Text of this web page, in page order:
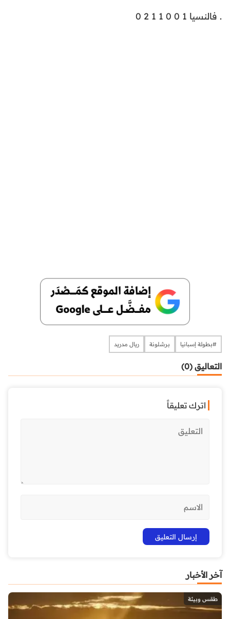
. فالنسيا 1 0 0 1 1 2 0
​​​​​​​#بطولة إسبانيا برشلونة ريال مدريد
التعاليق (0)
اترك تعليقاً
آخر الأخبار
طقس وبيئة